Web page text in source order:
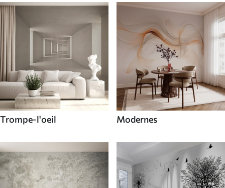
Trompe-l'oeil Modernes